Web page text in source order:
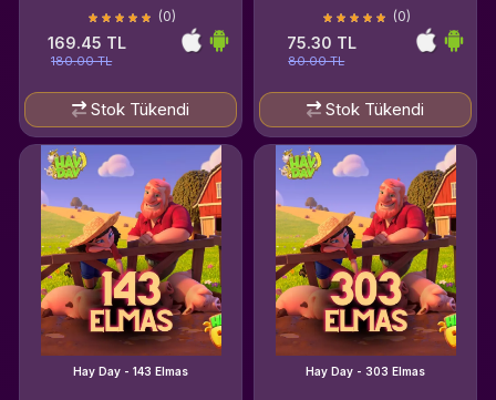
(0)
169.45 TL
180.00 TL
Stok Tükendi
(0)
75.30 TL
80.00 TL
Stok Tükendi
Hay Day - 143 Elmas Hay Day - 303 Elmas